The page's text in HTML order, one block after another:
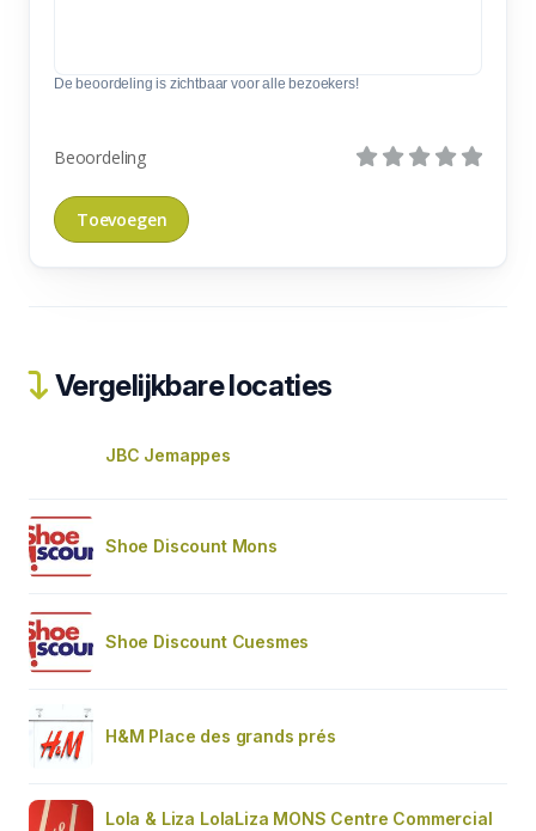
De beoordeling is zichtbaar voor alle bezoekers!
Beoordeling
Vergelijkbare locaties
JBC Jemappes
Shoe Discount Mons
Shoe Discount Cuesmes
H&M Place des grands prés
Lola & Liza LolaLiza MONS Centre Commercial